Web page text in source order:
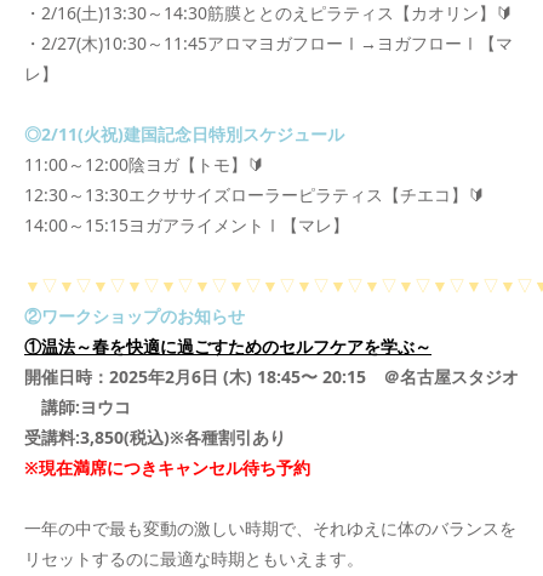
・2/16(土)13:30～14:30筋膜ととのえピラティス【カオリン】🔰
・2/27(木)10:30～11:45アロマヨガフローⅠ→ヨガフローⅠ【マ
レ】
◎2/11(火祝)建国記念日特別スケジュール
11:00～12:00陰ヨガ【トモ】🔰
12:30～13:30エクササイズローラーピラティス【チエコ】🔰
14:00～15:15ヨガアライメントⅠ【マレ】
②ワークショップのお知らせ
①温法～春を快適に過ごすためのセルフケアを学ぶ～
開催日時：2025年2月6日 (木) 18:45〜 20:15 ＠名古屋スタジオ
講師:ヨウコ
受講料:3,850(税込)※各種割引あり
※現在満席につきキャンセル待ち予約
一年の中で最も変動の激しい時期で、それゆえに体のバランスを
リセットするのに最適な時期ともいえます。